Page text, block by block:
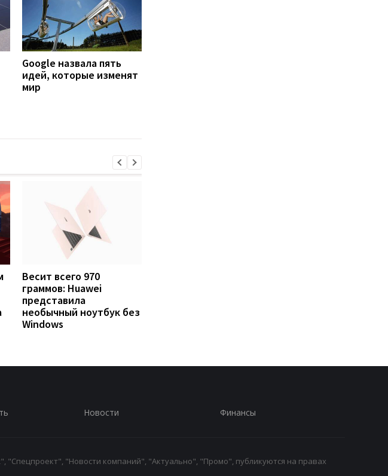
Google назвала пять
идей, которые изменят
мир
Весит всего 970
граммов: Huawei
представила
необычный ноутбук без
Windows
Новости Финансы
"Новости компаний", "Актуально", "Промо", публикуются на правах